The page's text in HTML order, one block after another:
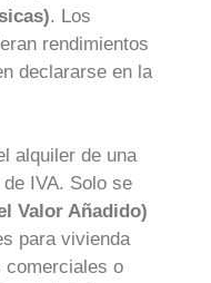
. Los
rendimientos
declararse en la
alquiler de una
IVA. Solo se
Valor Añadido)
para vivienda
comerciales o